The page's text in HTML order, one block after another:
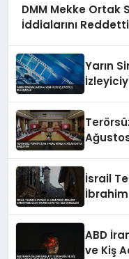
DMM Mekke Ortak
İddialarını Reddetti
Yarın
İsrail
İbrahim
ABD
ve Kiş